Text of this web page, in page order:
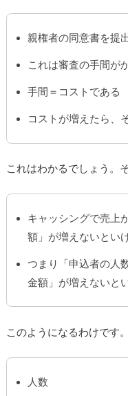
親権者の同意書を提
これは審査の手間が
手間＝コストである
コストが増えたら、
これはわかるでしょう。
キャッシングで売上
額」が増えないとい
つまり「申込者の人
金額」が増えないと
このようになるわけです。
人数